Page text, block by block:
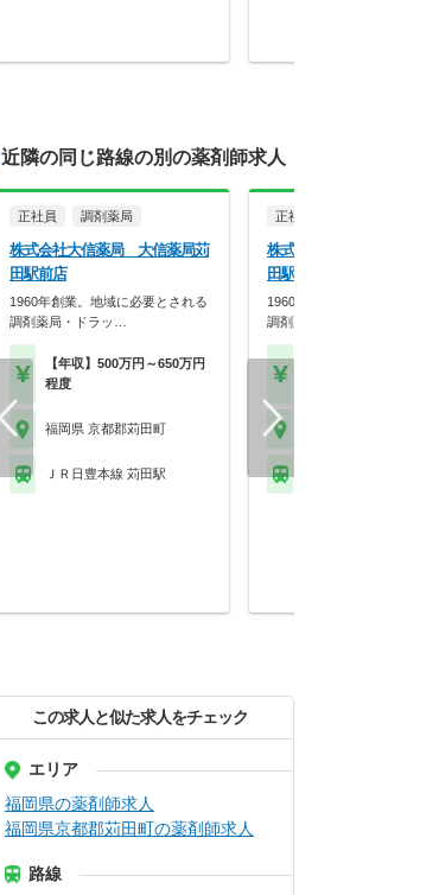
近隣の同じ路線の別の薬剤師求人
正社員 調剤薬局
株式会社大信薬局 大信薬局苅
田駅前店
1960年創業。地域に必要とされる
調剤薬局・ドラッ…
【年収】500万円～650万円
程度
福岡県 京都郡苅田町
ＪＲ日豊本線 苅田駅
正社員
株式会社大信薬局 大信
田駅前店
1960年創業。地域に必要と
調剤薬局・ドラッ…
この求人と似た求人をチェック
エリア
福岡県の薬剤師求人
福岡県京都郡苅田町の薬剤師求人
路線